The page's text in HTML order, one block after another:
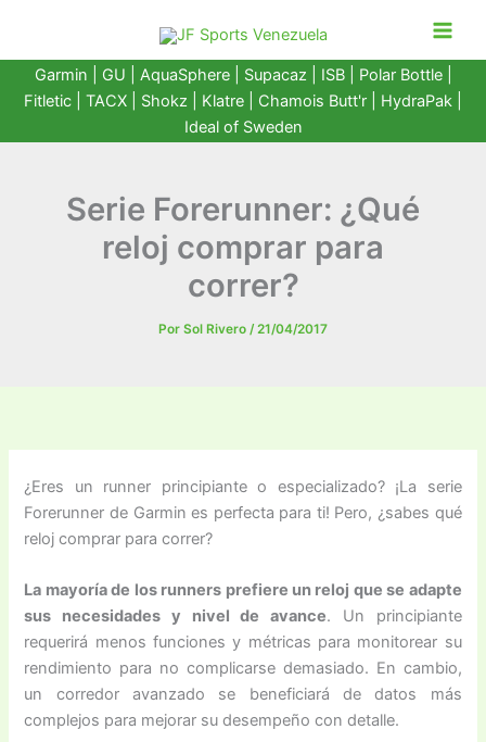
contenido
Garmin GU AquaSphere| Supacaz | ISB | Polar Bottle|
Fitletic
TACX Shokz Klatre Chamois Butt'r HydraPak
Ideal of Sweden
Serie Forerunner: ¿Qué
reloj comprar para
correr?
Por Sol Rivero /21/04/2017
¿Eres un runner principiante o especializado? ¡La serie
Forerunner de Garmin es perfecta para ti! Pero, ¿sabes qué
reloj comprar para correr?
La mayoría de los runners prefiere un reloj que se adapte
sus necesidades y nivel de avance. Un principiante
requerirá menos funciones y métricas para monitorear su
rendimiento para no complicarse demasiado. En cambio,
un corredor avanzado se beneficiará de datos más
complejos para mejorar su desempeño con detalle.